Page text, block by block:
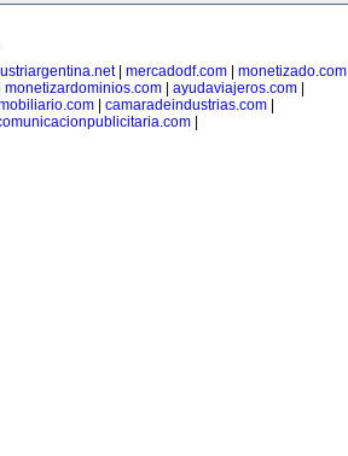
| mercadodf.com| monetizado.com|
monetizardominios.com| ayudaviajeros.com|
camaradeindustrias.com